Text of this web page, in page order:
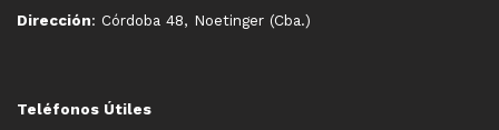
Dirección: Córdoba 48, Noetinger (Cba.)
Teléfonos Útiles